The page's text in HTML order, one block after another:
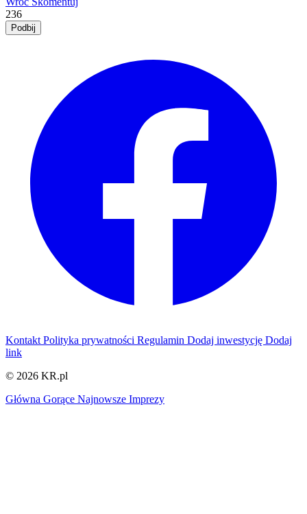
236
Podbij
Kontakt Polityka prywatności Regulamin Dodaj inwestycję Dodaj
link
© 2026 KR.pl
Główna Gorące Najnowsze Imprezy